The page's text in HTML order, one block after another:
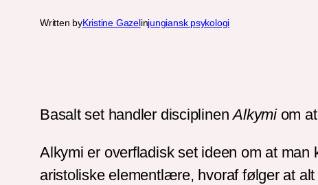
Written byKristine Gazelinjungiansk psykologi
Basalt set handler disciplinenAlkymiom at
Alkymi er overfladisk set ideen om at
aristoliske elementlære, hvoraf følger at